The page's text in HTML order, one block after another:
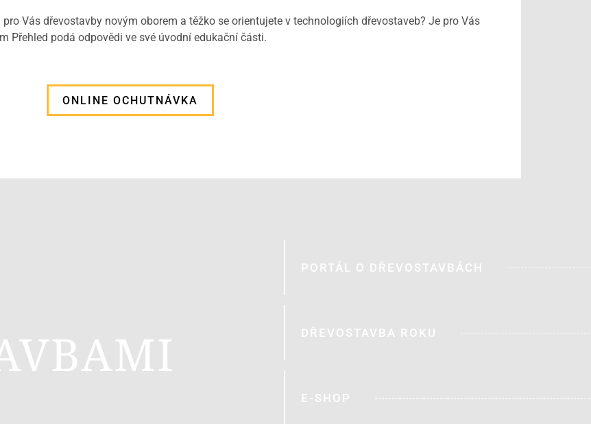
pro Vás dřevostavby novým oborem a těžko se orientujete v technologiích dřevostaveb? Je pro Vás
Přehled podá odpovědi ve své úvodní edukační části.
ONLINE OCHUTNÁVKA
PORTÁL O DŘEVOSTAVBÁCH
DŘEVOSTAVBA ROKU
E-SHOP